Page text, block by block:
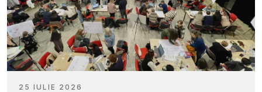
25 IULIE 2026